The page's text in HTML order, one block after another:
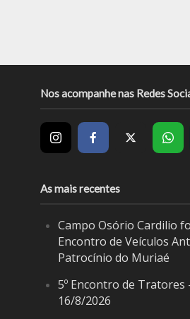
Nos acompanhe nas Redes
As mais recentes
Campo Osório Cardilio
Encontro de Veículos
Patrocínio do Muriaé
5º Encontro de Tratores
16/8/2026